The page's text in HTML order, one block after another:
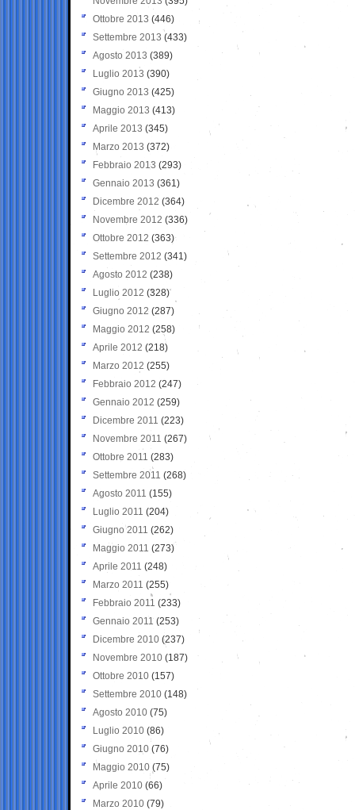
Ottobre 2013 (446)
Settembre 2013 (433)
Agosto 2013 (389)
Luglio 2013 (390)
Giugno 2013 (425)
Maggio 2013 (413)
Aprile 2013 (345)
Marzo 2013 (372)
Febbraio 2013 (293)
Gennaio 2013 (361)
Dicembre 2012 (364)
Novembre 2012 (336)
Ottobre 2012 (363)
Settembre 2012 (341)
Agosto 2012 (238)
Luglio 2012 (328)
Giugno 2012 (287)
Maggio 2012 (258)
Aprile 2012 (218)
Marzo 2012 (255)
Febbraio 2012 (247)
Gennaio 2012 (259)
Dicembre 2011 (223)
Novembre 2011 (267)
Ottobre 2011 (283)
Settembre 2011 (268)
Agosto 2011 (155)
Luglio 2011 (204)
Giugno 2011 (262)
Maggio 2011 (273)
Aprile 2011 (248)
Marzo 2011 (255)
Febbraio 2011 (233)
Gennaio 2011 (253)
Dicembre 2010 (237)
Novembre 2010 (187)
Ottobre 2010 (157)
Settembre 2010 (148)
Agosto 2010 (75)
Luglio 2010 (86)
Giugno 2010 (76)
Maggio 2010 (75)
Aprile 2010 (66)
Marzo 2010 (79)